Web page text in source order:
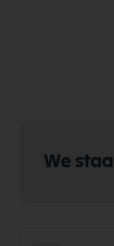
We